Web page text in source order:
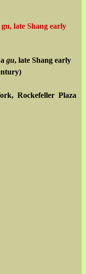
late Shang early
gu, late Shang early
Rockefeller Plaza